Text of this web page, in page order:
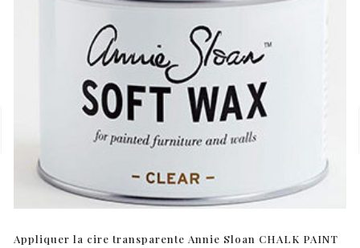
Appliquer la cire transparente Annie Sloan CHALK PAINT